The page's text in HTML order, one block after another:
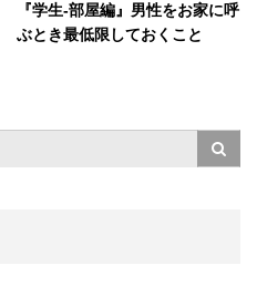
『学生-部屋編』男性をお家に呼
ぶとき最低限しておくこと